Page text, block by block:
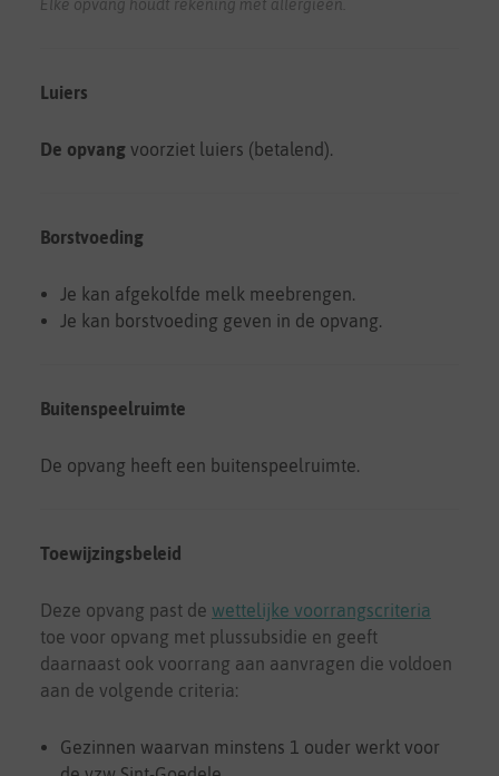
Elke opvang houdt rekening met allergieën.
Luiers
De opvang voorziet luiers (betalend).
Borstvoeding
Je kan afgekolfde melk meebrengen.
Je kan borstvoeding geven in de opvang.
Buitenspeelruimte
De opvang heeft een buitenspeelruimte.
Toewijzingsbeleid
Deze opvang past de wettelijke voorrangscriteria
toe voor opvang met plussubsidie en geeft
daarnaast ook voorrang aan aanvragen die voldoen
aan de volgende criteria:
Gezinnen waarvan minstens 1 ouder werkt voor